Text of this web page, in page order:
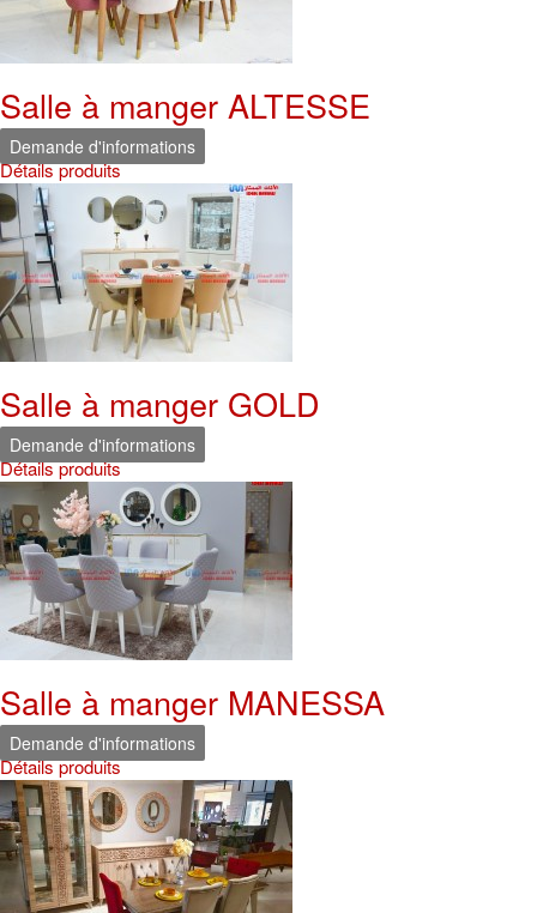
Salle à manger ALTESSE
Demande d'informations
Détails produits
Salle à manger GOLD
Demande d'informations
Détails produits
Salle à manger MANESSA
Demande d'informations
Détails produits